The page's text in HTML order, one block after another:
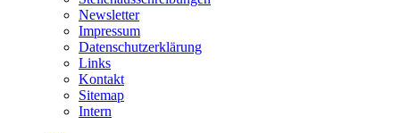
Newsletter
Impressum
Datenschutzerklärung
Links
Kontakt
Sitemap
Intern